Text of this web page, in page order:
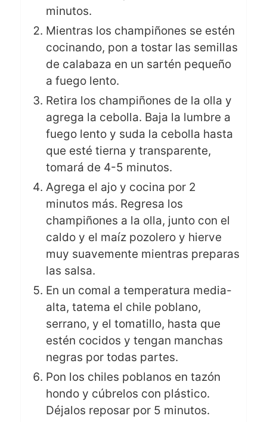
minutos.
Mientras los champiñones se estén
cocinando, pon a tostar las semillas
de calabaza en un sartén pequeño
a fuego lento.
Retira los champiñones de la olla y
agrega la cebolla. Baja la lumbre a
fuego lento y suda la cebolla hasta
que esté tierna y transparente,
tomará de 4-5 minutos.
Agrega el ajo y cocina por 2
minutos más. Regresa los
champiñones a la olla, junto con el
caldo y el maíz pozolero y hierve
muy suavemente mientras preparas
las salsa.
En un comal a temperatura media-
alta, tatema el chile poblano,
serrano, y el tomatillo, hasta que
estén cocidos y tengan manchas
negras por todas partes.
Pon los chiles poblanos en tazón
hondo y cúbrelos con plástico.
Déjalos reposar por 5 minutos.